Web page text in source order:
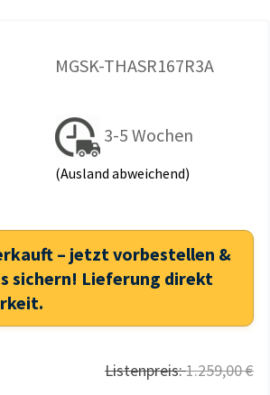
MGSK-THASR167R3A
3-5 Wochen
(Ausland abweichend)
– jetzt vorbestellen &
sichern! Lieferung direkt
Listenpreis:1.259,00 €